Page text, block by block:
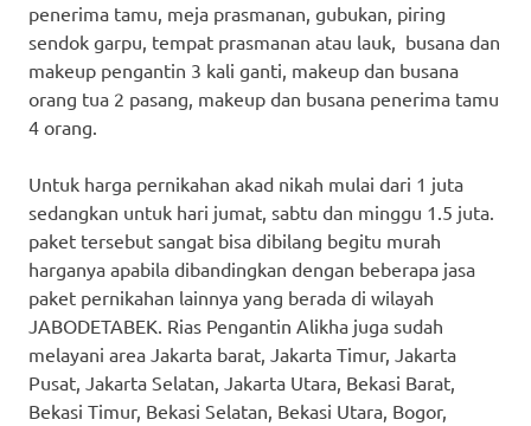
penerima tamu, meja prasmanan, gubukan, piring
sendok garpu, tempat prasmanan atau lauk, busana dan
makeup pengantin 3 kali ganti, makeup dan busana
orang tua 2 pasang, makeup dan busana penerima tamu
4 orang.
Untuk harga pernikahan akad nikah mulai dari 1 juta
sedangkan untuk hari jumat, sabtu dan minggu 1.5 juta.
paket tersebut sangat bisa dibilang begitu murah
harganya apabila dibandingkan dengan beberapa jasa
paket pernikahan lainnya yang berada di wilayah
JABODETABEK. Rias Pengantin Alikha juga sudah
melayani area Jakarta barat, Jakarta Timur, Jakarta
Pusat, Jakarta Selatan, Jakarta Utara, Bekasi Barat,
Bekasi Timur, Bekasi Selatan, Bekasi Utara, Bogor,